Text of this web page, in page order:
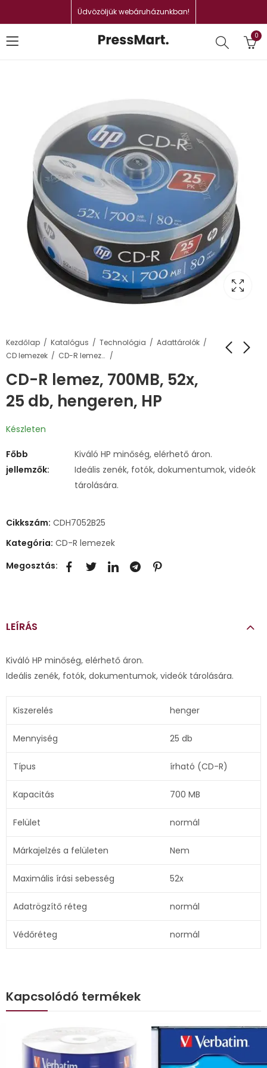
Üdvözöljük webáruházunkban!
0
Kezdőlap Katalógus Technológia
Adattárolók
CD lemezek
CD-R lemezek
CD-R lemez, 700MB, 52x,
25 db, hengeren, HP
Készleten
Főbb
jellemzők:
Kiváló HP minőség, elérhető áron.
Ideális zenék, fotók, dokumentumok, videók
tárolására.
Cikkszám: CDH7052B25
Kategória: CD-R lemezek
Megosztás:
LEÍRÁS
Kiváló HP minőség, elérhető áron.
Ideális zenék, fotók, dokumentumok, videók tárolására.
Kiszerelés henger
Mennyiség 25 db
Típus írható (CD-R)
Kapacitás 700 MB
Felület normál
Márkajelzés a felületen Nem
Maximális írási sebesség 52x
Adatrögzítő réteg normál
Védőréteg normál
Kapcsolódó termékek